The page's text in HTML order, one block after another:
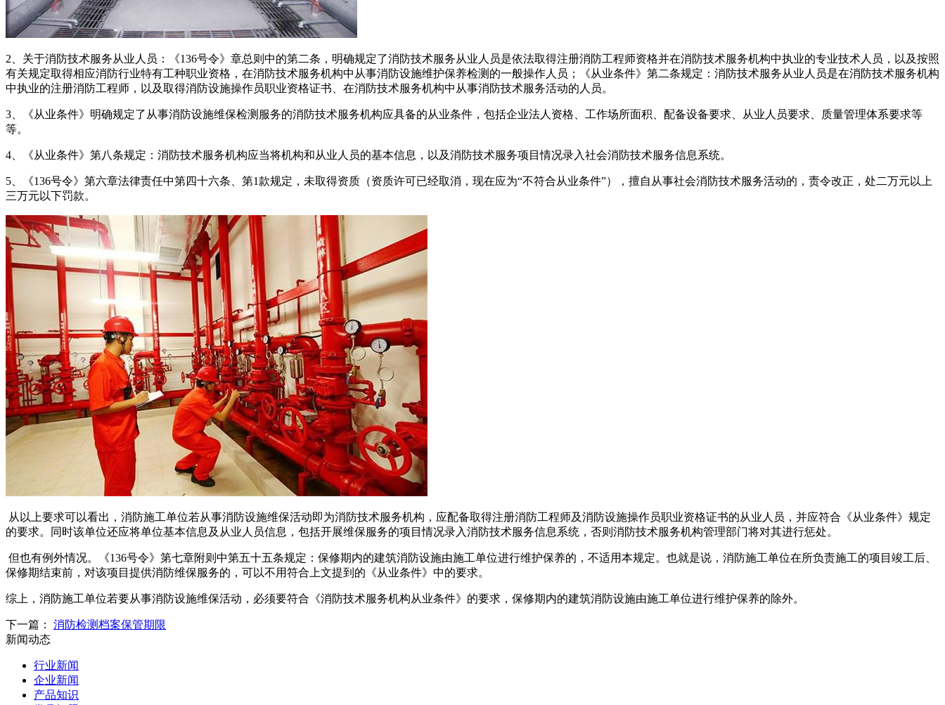
2、关于消防技术服务从业人员：《136号令》章总则中的第二条，明确规定了消防技术服务从业人员是依法取得注册消防工程师资格并在消防技术服务机构中执业的专业技术人员，以及按照
有关规定取得相应消防行业特有工种职业资格，在消防技术服务机构中从事消防设施维护保养检测的一般操作人员；《从业条件》第二条规定：消防技术服务从业人员是在消防技术服务机构
中执业的注册消防工程师，以及取得消防设施操作员职业资格证书、在消防技术服务机构中从事消防技术服务活动的人员。
3、《从业条件》明确规定了从事消防设施维保检测服务的消防技术服务机构应具备的从业条件，包括企业法人资格、工作场所面积、配备设备要求、从业人员要求、质量管理体系要求等
等。
4、《从业条件》第八条规定：消防技术服务机构应当将机构和从业人员的基本信息，以及消防技术服务项目情况录入社会消防技术服务信息系统。
5、《136号令》第六章法律责任中第四十六条、第1款规定，未取得资质（资质许可已经取消，现在应为“不符合从业条件”），擅自从事社会消防技术服务活动的，责令改正，处二万元以上
三万元以下罚款。
从以上要求可以看出，消防施工单位若从事消防设施维保活动即为消防技术服务机构，应配备取得注册消防工程师及消防设施操作员职业资格证书的从业人员，并应符合《从业条件》规定
的要求。同时该单位还应将单位基本信息及从业人员信息，包括开展维保服务的项目情况录入消防技术服务信息系统，否则消防技术服务机构管理部门将对其进行惩处。
但也有例外情况。《136号令》第七章附则中第五十五条规定：保修期内的建筑消防设施由施工单位进行维护保养的，不适用本规定。也就是说，消防施工单位在所负责施工的项目竣工后、
保修期结束前，对该项目提供消防维保服务的，可以不用符合上文提到的《从业条件》中的要求。
综上，消防施工单位若要从事消防设施维保活动，必须要符合《消防技术服务机构从业条件》的要求，保修期内的建筑消防设施由施工单位进行维护保养的除外。
下一篇： 消防检测档案保管期限
新闻动态
行业新闻
企业新闻
产品知识